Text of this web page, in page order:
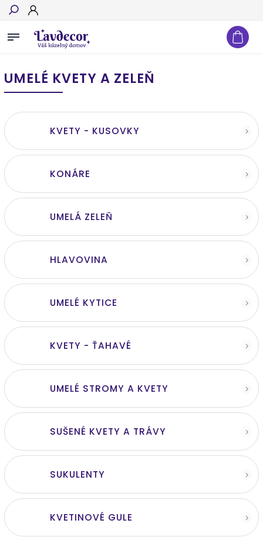
Hľadať
UMELÉ KVETY A ZELEŇ
KVETY - KUSOVKY
KONÁRE
UMELÁ ZELEŇ
HLAVOVINA
UMELÉ KYTICE
KVETY - ŤAHAVÉ
UMELÉ STROMY A KVETY
SUŠENÉ KVETY A TRÁVY
SUKULENTY
KVETINOVÉ GULE